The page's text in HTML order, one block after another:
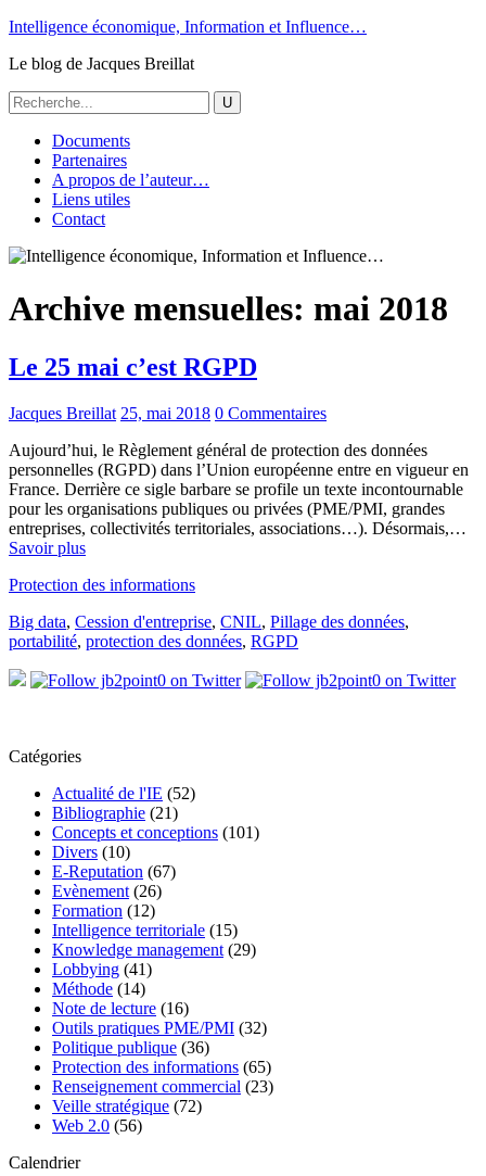
Intelligence économique, Information et Influence…
Le blog de Jacques Breillat
Documents
Partenaires
A propos de l’auteur…
Liens utiles
Contact
Archive mensuelles: mai 2018
Le 25 mai c’est RGPD
Jacques Breillat 25, mai 2018 0 Commentaires
Aujourd’hui, le Règlement général de protection des données
personnelles (RGPD) dans l’Union européenne entre en vigueur en
France. Derrière ce sigle barbare se profile un texte incontournable
pour les organisations publiques ou privées (PME/PMI, grandes
entreprises, collectivités territoriales, associations…). Désormais,…
Savoir plus
Protection des informations
Big data, Cession d'entreprise, CNIL, Pillage des données,
portabilité, protection des données, RGPD
Catégories
Actualité de l'IE (52)
Bibliographie (21)
Concepts et conceptions (101)
Divers (10)
E-Reputation (67)
Evènement (26)
Formation (12)
Intelligence territoriale (15)
Knowledge management (29)
Lobbying (41)
Méthode (14)
Note de lecture (16)
Outils pratiques PME/PMI (32)
Politique publique (36)
Protection des informations (65)
Renseignement commercial (23)
Veille stratégique (72)
Web 2.0 (56)
Calendrier